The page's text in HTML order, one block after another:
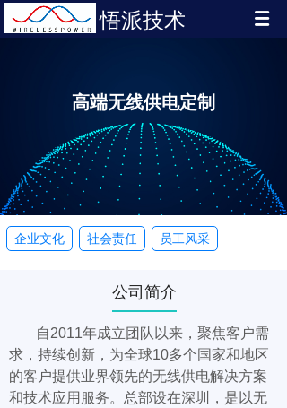
高端无线供电定制
企业文化 社会责任 员工风采
公司简介
自2011年成立团队以来，聚焦客户需
求，持续创新，为全球10多个国家和地区
的客户提供业界领先的无线供电解决方案
和技术应用服务。总部设在深圳，是以无
悟派技术